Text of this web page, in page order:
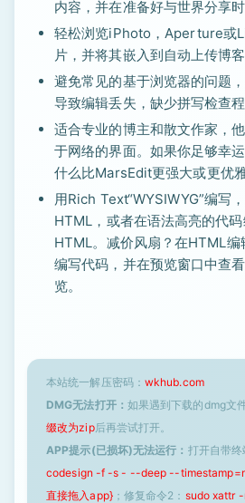
内容，并在准备好与世界分享时
轻松浏览iPhoto，Aperture或
片，并将其嵌入到自动上传博客
避免常见的基于浏览器的问题
导致编辑丢失，缺少拼写检查程
适合专业的博主和散文作家，
于网络的界面。如果你足够幸
什么比MarsEdit更强大或更优雅
用Rich Text“WYSIWYG”编写
HTML，或者在语法高亮的代
HTML。减价风扇？在HTML
编写代码，并在预览窗口中查
览。
本站统一解压密码： wkhub.com
DMG无法打开： 如果遇到下载的dmg文
缀改为zip后再尝试打开。
APP提示(已损坏)无法运行： 打开自带终
codesign -f -s - --deep --
直接拖入app}；修复命令2： sudo xattr